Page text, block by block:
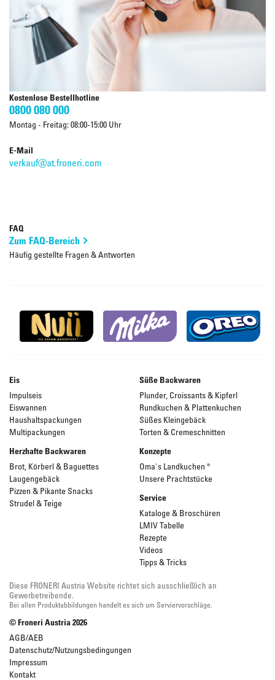
Kostenlose Bestellhotline
0800 080 000
Montag - Freitag: 08:00-15:00 Uhr
E-Mail
verkauf@at.froneri.com
FAQ
Zum FAQ-Bereich
Häufig gestellte Fragen & Antworten
Eis
Impulseis
Eiswannen
Haushaltspackungen
Multipackungen
Süße Backwaren
Plunder, Croissants & Kipferl
Rundkuchen & Plattenkuchen
Süßes Kleingebäck
Torten & Cremeschnitten
Herzhafte Backwaren
Brot, Körberl & Baguettes
Laugengebäck
Pizzen & Pikante Snacks
Strudel & Teige
Konzepte
Oma's Landkuchen ®
Unsere Prachtstücke
Service
Kataloge & Broschüren
LMIV Tabelle
Rezepte
Videos
Tipps & Tricks
Diese FRONERI Austria Website richtet sich ausschließlich an
Gewerbetreibende.
Bei allen Produktabbildungen handelt es sich um Serviervorschläge.
© Froneri Austria2026
AGB/AEB
Datenschutz/Nutzungsbedingungen
Impressum
Kontakt